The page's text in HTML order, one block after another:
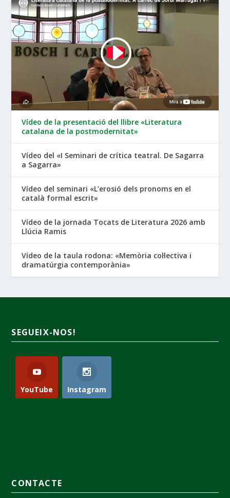
Vídeo de la presentació del llibre «Literatura
catalana de la postmodernitat»
Vídeo del «I Seminari de crítica teatral. De Sagarra
a Sagarra»
Vídeo del seminari «L’erosió dels pronoms en el
català formal escrit»
Vídeo de la jornada Tocats de Literatura 2026 amb
Llúcia Ramis
Vídeo de la taula rodona: «Memòria col·lectiva i
dramatúrgia contemporània»
SEGUEIX-NOS!
YouTube Instagram
CONTACTE